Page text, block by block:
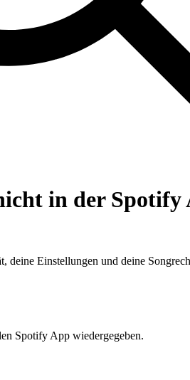
in der Spotify
deine Einstellungen und deine
Spotify App wiedergegeben.